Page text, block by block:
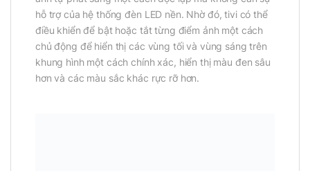
hỗ trợ của hệ thống đèn LED nền. Nhờ đó, tivi có thể
điều khiển để bật hoặc tắt từng điểm ảnh một cách
chủ động để hiển thị các vùng tối và vùng sáng trên
khung hình một cách chính xác, hiển thị màu đen sâu
hơn và các màu sắc khác rực rỡ hơn.